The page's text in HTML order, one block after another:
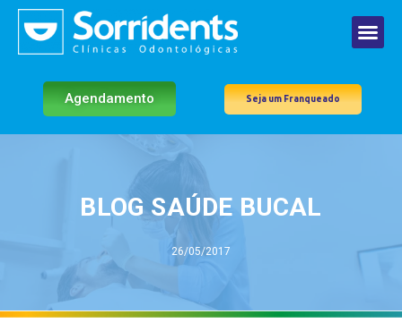
Agendamento Seja um Franqueado
BLOG SAÚDE BUCAL
26/05/2017